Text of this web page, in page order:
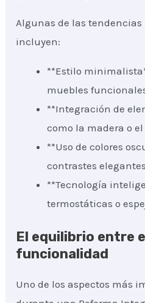
Algunas de las tendencias
incluyen:
**Estilo
muebles
**Integración de
como la madera o
**Uso de colores
contrastes
**Tecnología
termostáticas o
El equilibrio entre
funcionalidad
Uno de los aspectos más